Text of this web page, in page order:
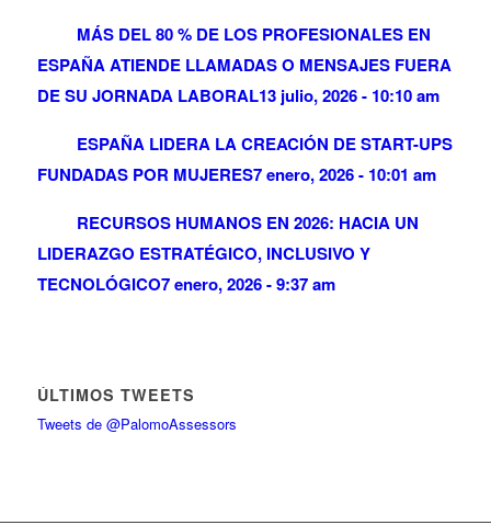
MÁS DEL 80 % DE LOS PROFESIONALES EN
ESPAÑA ATIENDE LLAMADAS O MENSAJES FUERA
DE SU JORNADA LABORAL13 julio, 2026 - 10:10 am
ESPAÑA LIDERA LA CREACIÓN DE START-UPS
FUNDADAS POR MUJERES7 enero, 2026 - 10:01 am
RECURSOS HUMANOS EN 2026: HACIA UN
LIDERAZGO ESTRATÉGICO, INCLUSIVO Y
TECNOLÓGICO7 enero, 2026 - 9:37 am
ÚLTIMOS TWEETS
Tweets de @PalomoAssessors